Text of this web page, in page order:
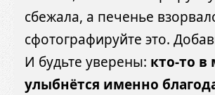
сбежала, а печенье
сфотографируйте это.
И будьте уверены: кто-то в
улыбнётся именно